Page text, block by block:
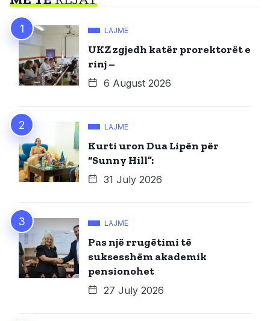
LAJME
UKZ zgjedh katër prorektorët e
rinj –
6 August 2026
LAJME
Kurti uron Dua Lipën për
“Sunny Hill”:
31 July 2026
LAJME
Pas një rrugëtimi të
suksesshëm akademik
pensionohet
27 July 2026